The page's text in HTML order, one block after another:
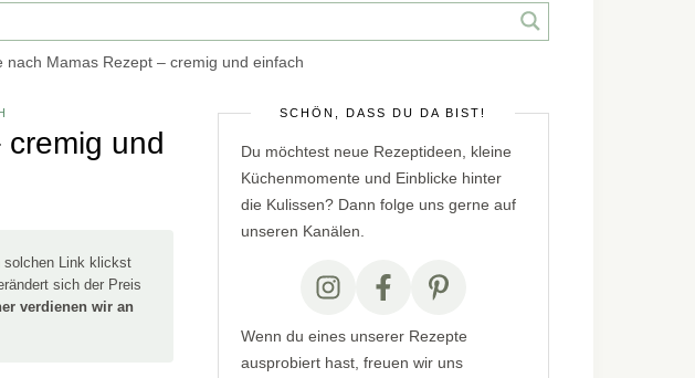
nach Mamas Rezept – cremig und einfach
und
solchen Link klickst
sich der Preis
verdienen wir an
SCHÖN, DASS DU DA BIST!
Du möchtest neue Rezeptideen, kleine
Küchenmomente und Einblicke hinter
die Kulissen? Dann folge uns gerne auf
unseren Kanälen.
Wenn du eines unserer Rezepte
ausprobiert hast, freuen wir uns